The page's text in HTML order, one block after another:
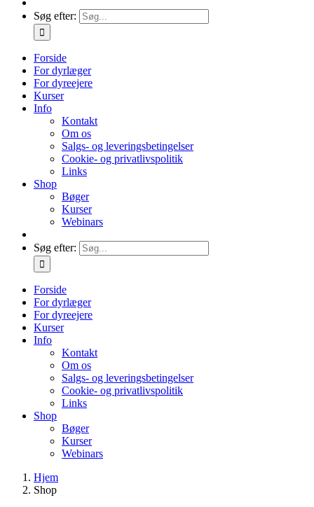
Søg efter:
Forside
For dyrlæger
For dyreejere
Kurser
Info
Kontakt
Om os
Salgs- og leveringsbetingelser
Cookie- og privatlivspolitik
Links
Shop
Bøger
Kurser
Webinars
Søg efter:
Forside
For dyrlæger
For dyreejere
Kurser
Info
Kontakt
Om os
Salgs- og leveringsbetingelser
Cookie- og privatlivspolitik
Links
Shop
Bøger
Kurser
Webinars
Hjem
Shop